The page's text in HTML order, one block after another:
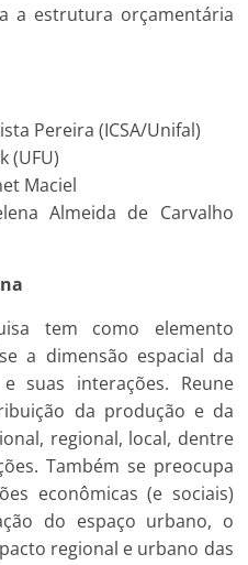
a estrutura orçamentária
Pereira (ICSA/Unifal)
(UFU)
Maciel
Almeida de Carvalho
tem como elemento
a dimensão espacial da
suas interações. Reune
da produção e da
regional, local, dentre
Também se preocupa
econômicas (e sociais)
do espaço urbano, o
regional e urbano das